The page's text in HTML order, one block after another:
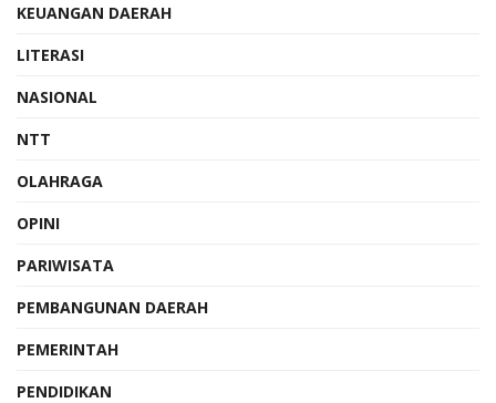
KEUANGAN DAERAH
LITERASI
NASIONAL
NTT
OLAHRAGA
OPINI
PARIWISATA
PEMBANGUNAN DAERAH
PEMERINTAH
PENDIDIKAN